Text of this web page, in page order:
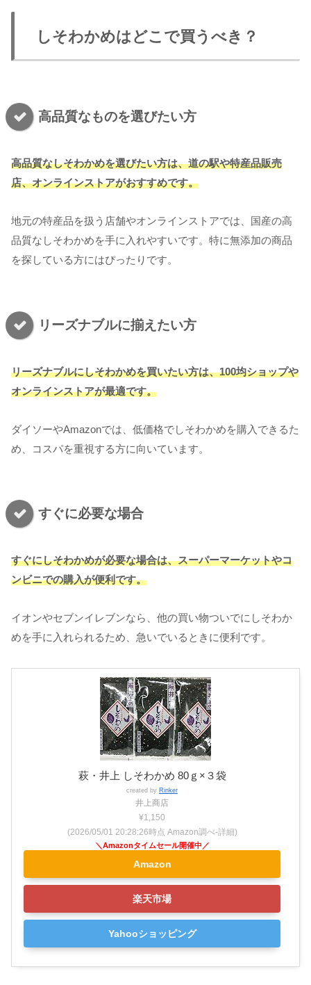
しそわかめはどこで買うべき？
高品質なものを選びたい方
高品質なしそわかめを選びたい方は、道の駅や特産品販売
店、オンラインストアがおすすめです。
地元の特産品を扱う店舗やオンラインストアでは、国産の高
品質なしそわかめを手に入れやすいです。特に無添加の商品
を探している方にはぴったりです。
リーズナブルに揃えたい方
リーズナブルにしそわかめを買いたい方は、100均ショップや
オンラインストアが最適です。
ダイソーやAmazonでは、低価格でしそわかめを購入できるた
め、コスパを重視する方に向いています。
すぐに必要な場合
すぐにしそわかめが必要な場合は、スーパーマーケットやコ
ンビニでの購入が便利です。
イオンやセブンイレブンなら、他の買い物ついでにしそわか
めを手に入れられるため、急いでいるときに便利です。
萩・井上 しそわかめ 80ｇ×３袋
created by Rinker
井上商店
¥1,150
(2026/05/01 20:28:26時点 Amazon調べ-詳細)
Amazon
楽天市場
Yahooショッピング